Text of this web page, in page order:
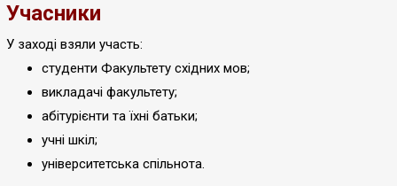
Учасники
У заході взяли участь:
студенти Факультету східних мов;
викладачі факультету;
абітурієнти та їхні батьки;
учні шкіл;
університетська спільнота.